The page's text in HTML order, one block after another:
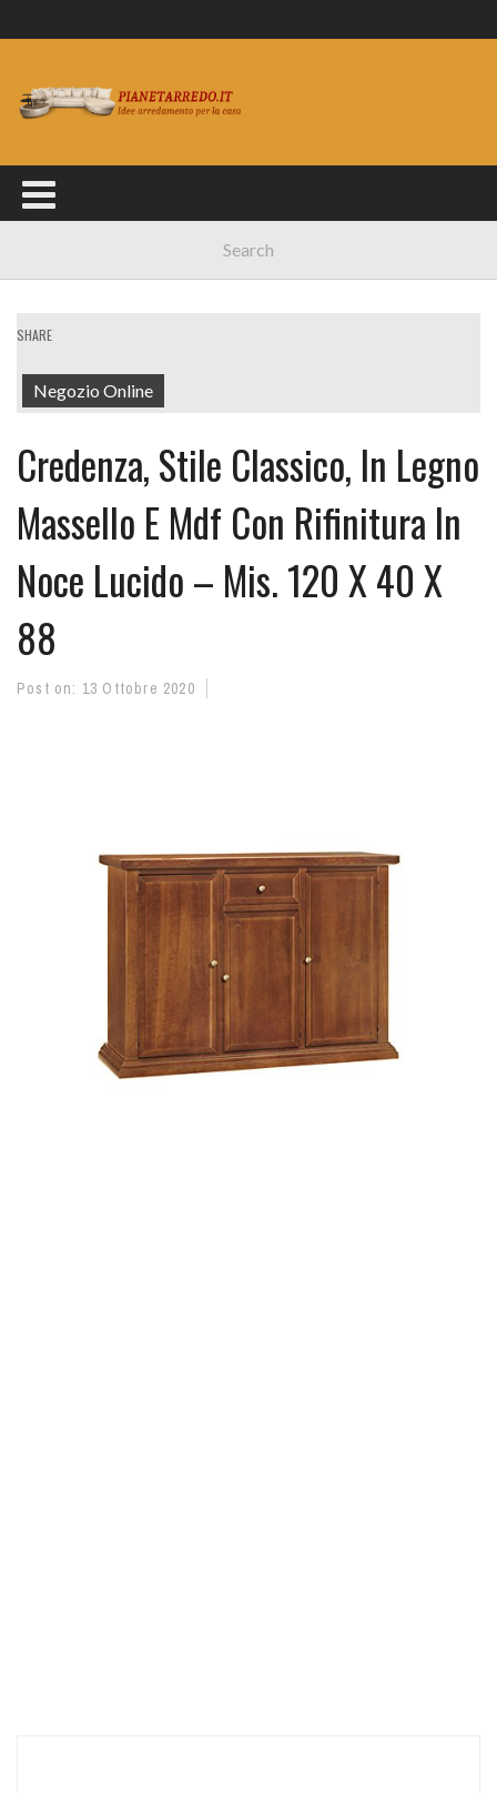
SHARE
Negozio Online
Credenza, Stile Classico, In Legno
Massello E Mdf Con Rifinitura In
Noce Lucido – Mis. 120 X 40 X
88
Post on: 13 Ottobre 2020